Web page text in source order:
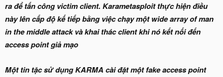
ra để tấn công victim client. Karametasploit thực hiện điều
này lên cấp độ kế tiếp bằng việc chạy một wide array of man
in the middle attack và khai thác client khi nó kết nối đến
access point giả mạo
Một tin tặc sử dụng KARMA cài đặt một fake access point